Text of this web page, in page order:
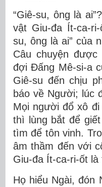
“Giê-su, ông là
vật Giu-đa Ít-ca-
su, ông là ai” của
Câu chuyện
đợi Đấng Mê-si-a
Giê-su đến chịu
báo về Người; lúc
Mọi người đổ xô
thì lùng bắt để
tìm để tôn vinh.
âm thầm đến với
Giu-đa Ít-ca-ri-ốt là
Họ hiểu Ngài, đón